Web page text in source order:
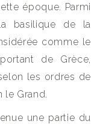
époque. Parmi
basilique de la
comme le
de Grèce,
les ordres de
Grand.
une partie du